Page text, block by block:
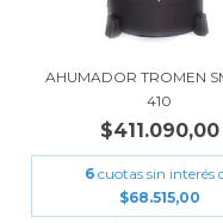
AHUMADOR TROMEN
410
$411.090,00
6 cuotas sin interés
$68.515,00